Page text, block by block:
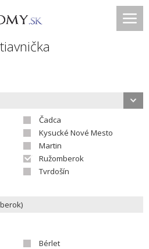
Čadca
Kysucké Nové Mesto
Martin
Ružomberok
Tvrdošín
Bérlet